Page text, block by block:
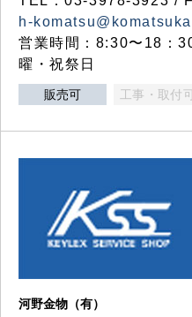
h-
営業時間：8:30〜18：
曜・祝祭日
販売可 工事・取付
河野金物（有）